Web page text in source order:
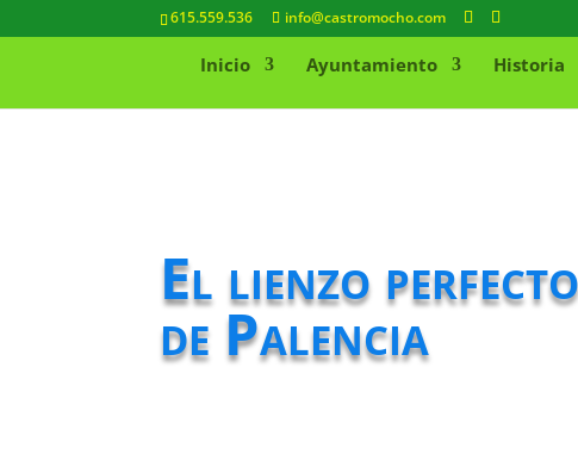
615.559.536 info@castromocho.com
Inicio Ayuntamiento Historia
El lienzo
de Palencia